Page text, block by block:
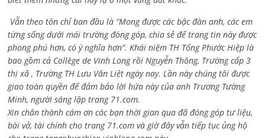
Vẫn theo tôn chỉ ban đầu là “Mong được các bậc đàn anh, các em
từng sống dưới mái trường đóng góp, chia sẻ để trang tin này được
phong phú hơn, có ý nghĩa hơn”. Khái niệm TH Tống Phước Hiệp là
bao gồm cả Collège de Vinh Long rồi Nguyễn Thông, Trường cấp 3
thị xã , Trường TH Lưu Văn Liệt ngày nay. Lần này chúng tôi được
giao toàn quyền để đảm bảo lời hứa này của anh Trương Tường
Minh, người sáng lập trang 71.com.
Xin chân thành cám ơn các bạn thời gian qua đã đóng góp tư liệu,
bài vở, tài chính cho trang 71.com và giờ đây vẫn tiếp tục ủng hộ